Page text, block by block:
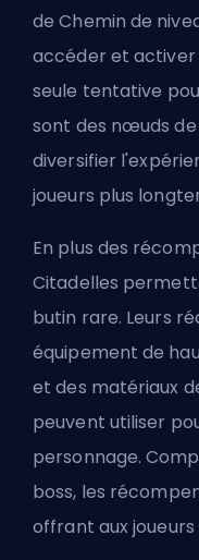
de Chemin de
accéder et activer
seule tentative
sont des nœuds
diversifier
joueurs plus
En plus des
Citadelles
butin rare. Leurs
équipement de
et des matériaux
peuvent utiliser
personnage.
boss, les
offrant aux